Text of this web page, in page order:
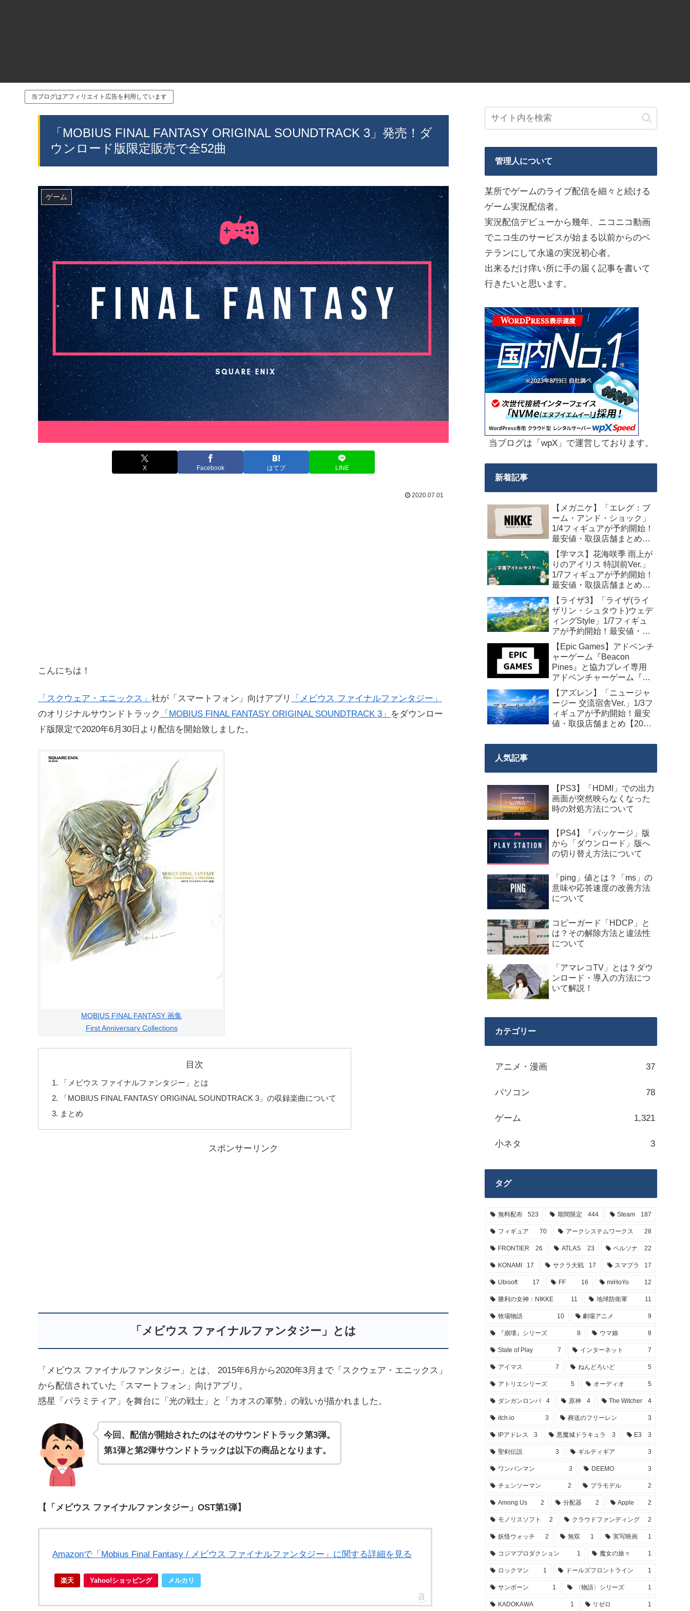
当ブログはアフィリエイト広告を利用しています
「MOBIUS FINAL FANTASY ORIGINAL SOUNDTRACK 3」発売！ダ
ウンロード版限定販売で全52曲
ゲーム
X Facebook はてブ LINE
2020.07.01
こんにちは！
「スクウェア・エニックス」 社が「スマートフォン」向けアプリ
「メビウス ファイナルファンタジー」
のオリジナルサウンドトラック
「MOBIUS FINAL FANTASY ORIGINAL SOUNDTRACK 3」
をダウンロー
ド版限定で2020年6月30日より配信を開始致しました。
MOBIUS FINAL FANTASY 画集
First Anniversary Collections
目次
「メビウス ファイナルファンタジー」とは
「MOBIUS FINAL FANTASY ORIGINAL SOUNDTRACK 3」の収録楽曲について
まとめ
スポンサーリンク
「メビウス ファイナルファンタジー」とは
「メビウス ファイナルファンタジー」とは、 2015年6月から2020年3月まで「スクウェア・エニックス」
から配信されていた「スマートフォン」向けアプリ。
惑星「パラミティア」を舞台に「光の戦士」と「カオスの軍勢」の戦いが描かれました。
今回、配信が開始されたのはそのサウンドトラック第3弾。
第1弾と第2弾サウンドトラックは以下の商品となります。
【「メビウス ファイナルファンタジー」OST第1弾】
Amazonで「Mobius Final Fantasy / メビウス ファイナルファンタジー」に関する詳細を見る
楽天 Yahoo!ショッピング メルカリ
管理人について
某所でゲームのライブ配信を細々と続ける
ゲーム実況配信者。
実況配信デビューから幾年、ニコニコ動画
でニコ生のサービスが始まる以前からのベ
テランにして永遠の実況初心者。
出来るだけ痒い所に手の届く記事を書いて
行きたいと思います。
当ブログは「wpX」で運営しております。
新着記事
【メガニケ】「エレグ：ブ
ーム・アンド・ショック」
1/4フィギュアが予約開始！
最安値・取扱店舗まとめ
【2027年10月発売】
【学マス】花海咲季 雨上が
りのアイリス 特訓前Ver.」
1/7フィギュアが予約開始！
最安値・取扱店舗まとめ
【2027年4月発売】
【ライザ3】「ライザ(ライ
ザリン・シュタウト)ウェデ
ィングStyle」1/7フィギュ
アが予約開始！最安値・取
扱店舗まとめ【2027年4月
発売】
【Epic Games】アドベンチ
ャーゲーム『Beacon
Pines』と協力プレイ専用
アドベンチャーゲーム『We
Were Here Together』の無
料配布が来週2026年8月14
日午前0時までの期間限定
で開始！
【アズレン】「ニュージャ
ージー 交流宿舎Ver.」1/3フ
ィギュアが予約開始！最安
値・取扱店舗まとめ【2027
人気記事
【PS3】「HDMI」での出力
画面が突然映らなくなった
時の対処方法について
【PS4】「パッケージ」版
から「ダウンロード」版へ
の切り替え方法について
「ping」値とは？「ms」の
意味や応答速度の改善方法
について
コピーガード「HDCP」と
は？その解除方法と違法性
について
「アマレコTV」とは？ダウ
ンロード・導入の方法につ
いて解説！
カテゴリー
アニメ・漫画 37
パソコン 78
ゲーム 1,321
小ネタ 3
タグ
無料配布 523 期間限定 444 Steam 187
フィギュア 70 アークシステムワークス 28
FRONTIER 26 ATLAS 23 ペルソナ 22
KONAMI 17 サクラ大戦 17 スマブラ 17
Ubisoft 17 FF 16 miHoYo 12
勝利の女神：NIKKE 11 地球防衛軍 11
牧場物語 10 劇場アニメ 9
『崩壊』シリーズ 8 ウマ娘 8
State of Play 7 インターネット 7
アイマス 7 ねんどろいど 5
アトリエシリーズ 5 オーディオ 5
ダンガンロンパ 4 原神 4 The Witcher 4
itch.io 3 葬送のフリーレン 3
IPアドレス 3 悪魔城ドラキュラ 3 E3 3
聖剣伝説 3 ギルティギア 3
ワンパンマン 3 DEEMO 3
チェンソーマン 2 プラモデル 2
Among Us 2 分配器 2 Apple 2
モノリスソフト 2 クラウドファンディング 2
妖怪ウォッチ 2 無双 1 実写映画 1
コジマプロダクション 1 魔女の旅々 1
ロックマン 1 ドールズフロントライン 1
サンボーン 1 〈物語〉シリーズ 1
KADOKAWA 1 リゼロ 1